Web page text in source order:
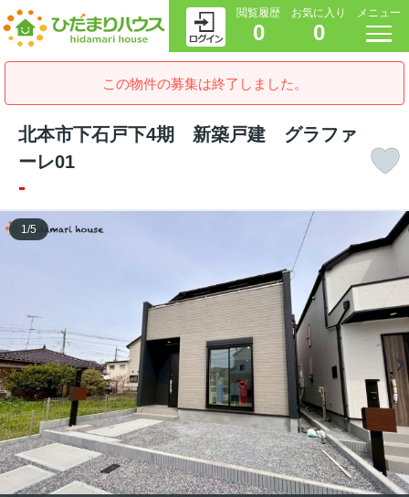
閲覧履歴
0
お気に入り
0
メニュー
この物件の募集は終了しました。
北本市下石戸下4期 新築戸建 グラファ
ーレ01
-
1/5